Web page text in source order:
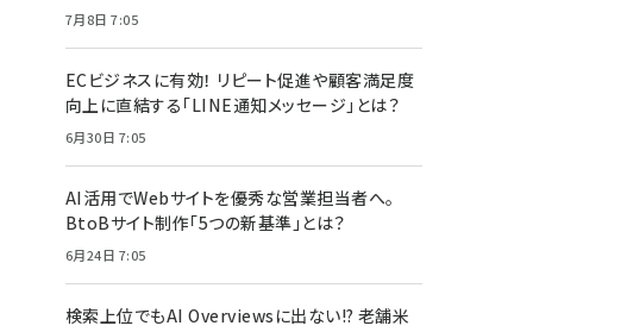
7月8日 7:05
ECビジネスに有効！ リピート促進や顧客満足度
向上に直結する「LINE通知メッセージ」とは？
6月30日 7:05
AI活用でWebサイトを優秀な営業担当者へ。
BtoBサイト制作「5つの新基準」とは？
6月24日 7:05
検索上位でもAI Overviewsに出ない!? 老舗米